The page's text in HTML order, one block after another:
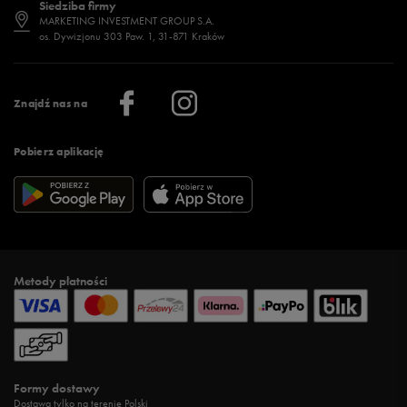
Znajdź nas na
Pobierz aplikację
Regulamin sklepu 50 style
Regulamin aplikacji 50 style
Więcej regulaminów >
Jak wybrać buty na zimę?
Więcej >
Stylizacje damskie
Sklepy stacjonarne
Klub 50 style
Praca
Informacje o firmie
Siedziba firmy
MARKETING INVESTMENT GROUP S.A.
os. Dywizjonu 303 Paw. 1, 31-871 Kraków
Metody płatności
Formy dostawy
Dostawa tylko na terenie Polski